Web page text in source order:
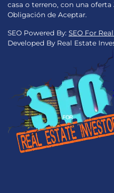
casa o terreno, con una oferta
Obligación de Aceptar.
SEO Powered By: SEO For
Developed By Real Estate